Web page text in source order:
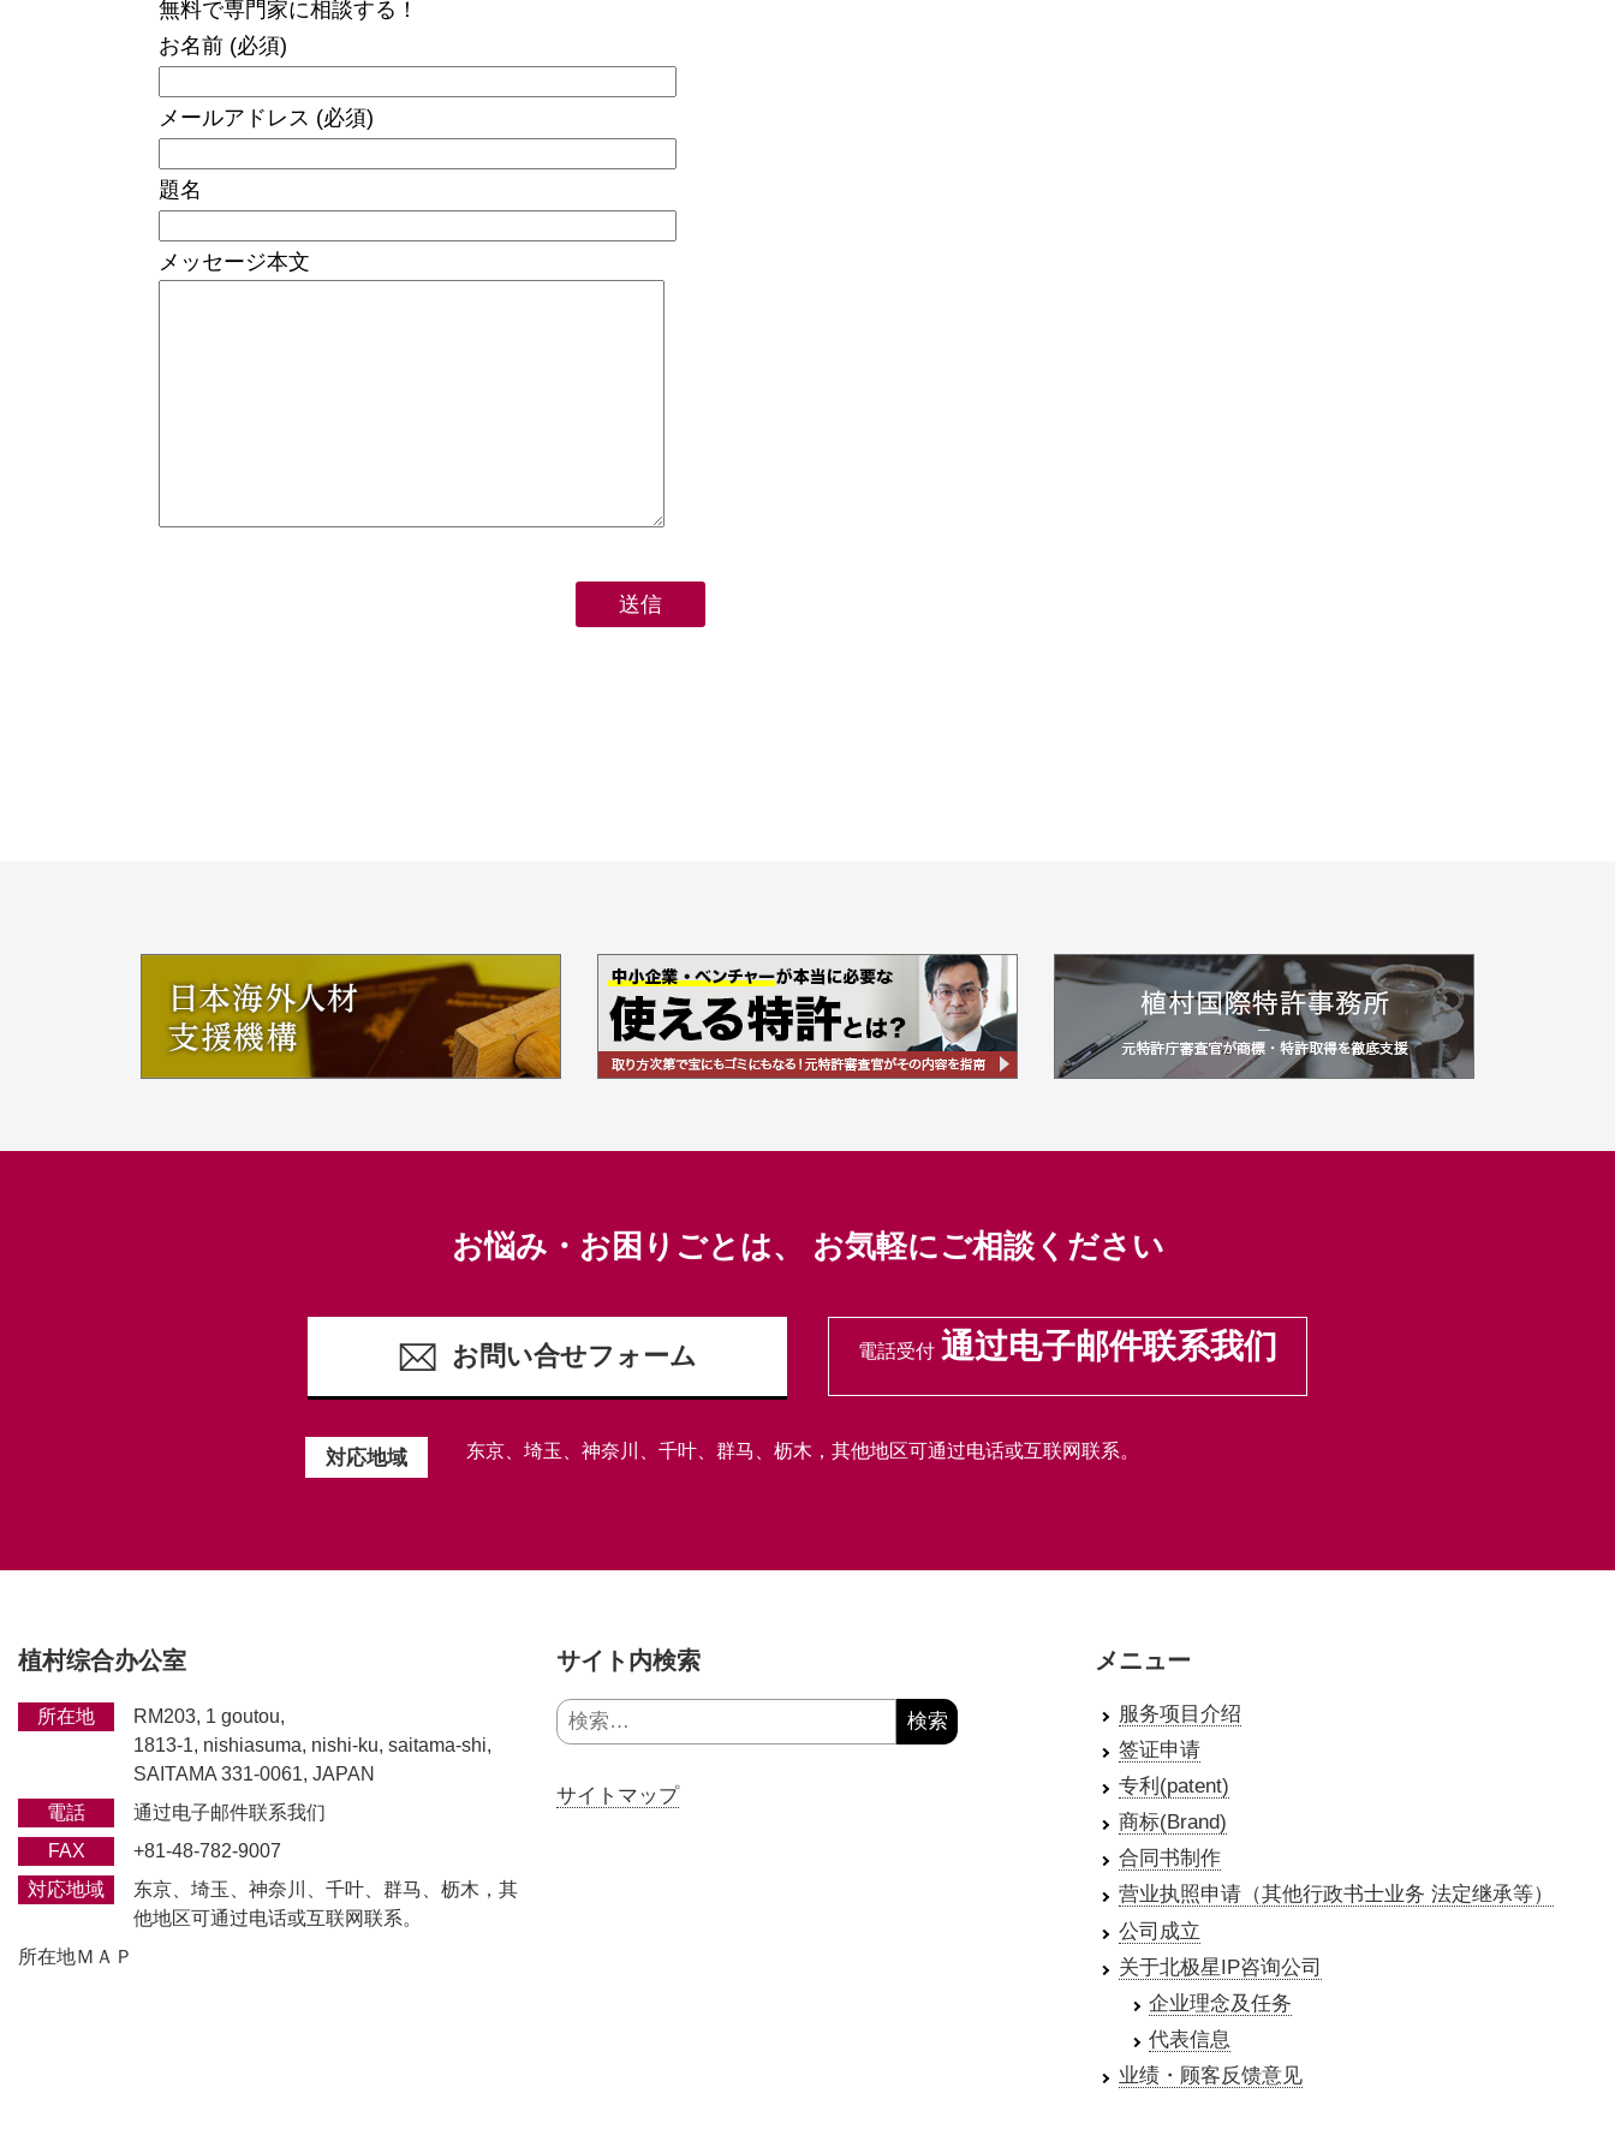
無料で専門家に相談する！
お名前 (必須)
メールアドレス (必須)
題名
メッセージ本文
お悩み・お困りごとは、 お気軽にご相談ください
お問い合せフォーム 電話受付 通过电子邮件联系我们
対応地域 东京、埼玉、神奈川、千叶、群马、枥木，其他地区可通过电话或互联网联系。
植村综合办公室
所在地
RM203, 1 goutou,
1813-1, nishiasuma, nishi-ku, saitama-shi,
SAITAMA 331-0061, JAPAN
電話
通过电子邮件联系我们
FAX
+81-48-782-9007
対応地域
东京、埼玉、神奈川、千叶、群马、枥木，其
他地区可通过电话或互联网联系。
所在地ＭＡＰ
サイト内検索
検
索:
サイトマップ
メニュー
服务项目介绍
签证申请
专利(patent)
商标(Brand)
合同书制作
营业执照申请（其他行政书士业务 法定继承等）
公司成立
关于北极星IP咨询公司
企业理念及任务
代表信息
业绩・顾客反馈意见